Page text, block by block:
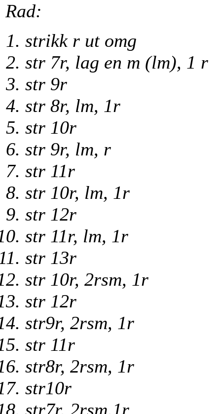
Rad:
strikk r ut omg
str 7r, lag en m (lm), 1 r
str 9r
str 8r, lm, 1r
str 10r
str 9r, lm, r
str 11r
str 10r, lm, 1r
str 12r
str 11r, lm, 1r
str 13r
str 10r, 2rsm, 1r
str 12r
str9r, 2rsm, 1r
str 11r
str8r, 2rsm, 1r
str10r
str7r, 2rsm,1r